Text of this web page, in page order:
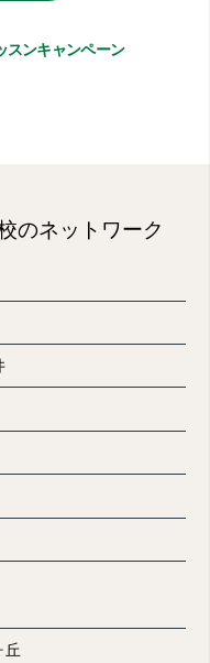
スンキャンペーン
のネットワーク
丘